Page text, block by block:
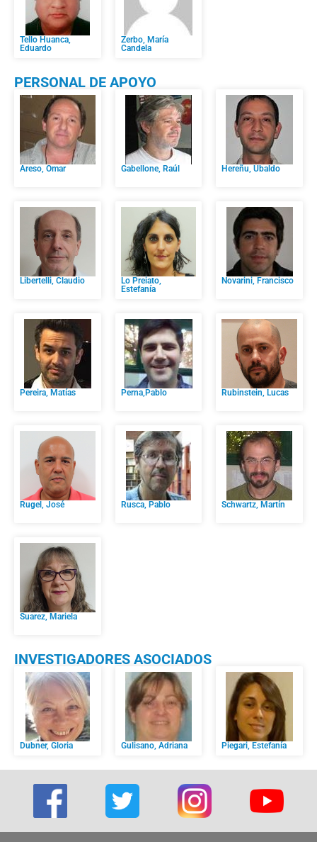
Tello Huanca,
Eduardo
Zerbo, María
Candela
PERSONAL DE APOYO
Areso, Omar Gabellone, Raúl Hereñu, Ubaldo
Libertelli, Claudio
Lo Preiato,
Estefanía
Novarini, Francisco
Pereira, Matías Perna,Pablo Rubinstein, Lucas
Rugel, José Rusca, Pablo Schwartz, Martín
Suarez, Mariela
INVESTIGADORES ASOCIADOS
Dubner, Gloria Gulisano, Adriana Piegari, Estefanía